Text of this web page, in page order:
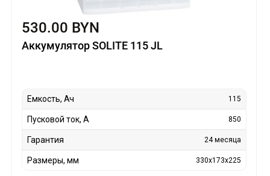
530.00 BYN
Аккумулятор SOLITE 115 JL
Емкость, Ач 115
Пусковой ток, А 850
Гарантия 24 месяца
Размеры, мм 330x173x225